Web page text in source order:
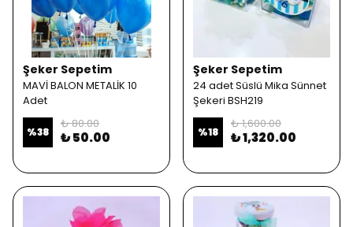
Şeker Sepetim
MAVİ BALON METALİK 10
Adet
%38
₺ 80.00
₺ 50.00
Şeker Sepetim
24 adet Süslü Mika Sünnet
Şekeri BSH219
%18
₺ 1,600.00
₺ 1,320.00